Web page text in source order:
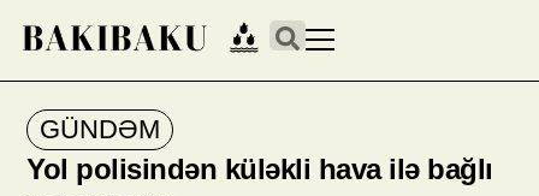
GÜNDƏM
Yol polisindən küləkli hava ilə bağlı